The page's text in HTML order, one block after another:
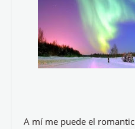
A mí me puede el